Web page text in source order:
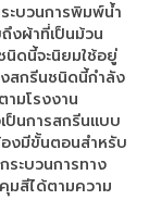
ะบวนการพิมพ์น้ำ
งผ้าที่เป็นม้วน
นิดนี้จะนิยมใช้อยู่
สกรีนชนิดนี้กำลัง
มโรงงาน
ป็นการสกรีนแบบ
งมีขั้นตอนสำหรับ
ะบวนการทาง
มสีได้ตามความ